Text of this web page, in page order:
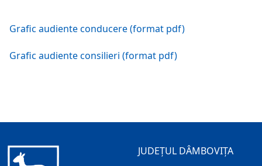
Grafic audiente conducere (format pdf)
Grafic audiente consilieri (format pdf)
JUDEȚUL DÂMBOVIȚA